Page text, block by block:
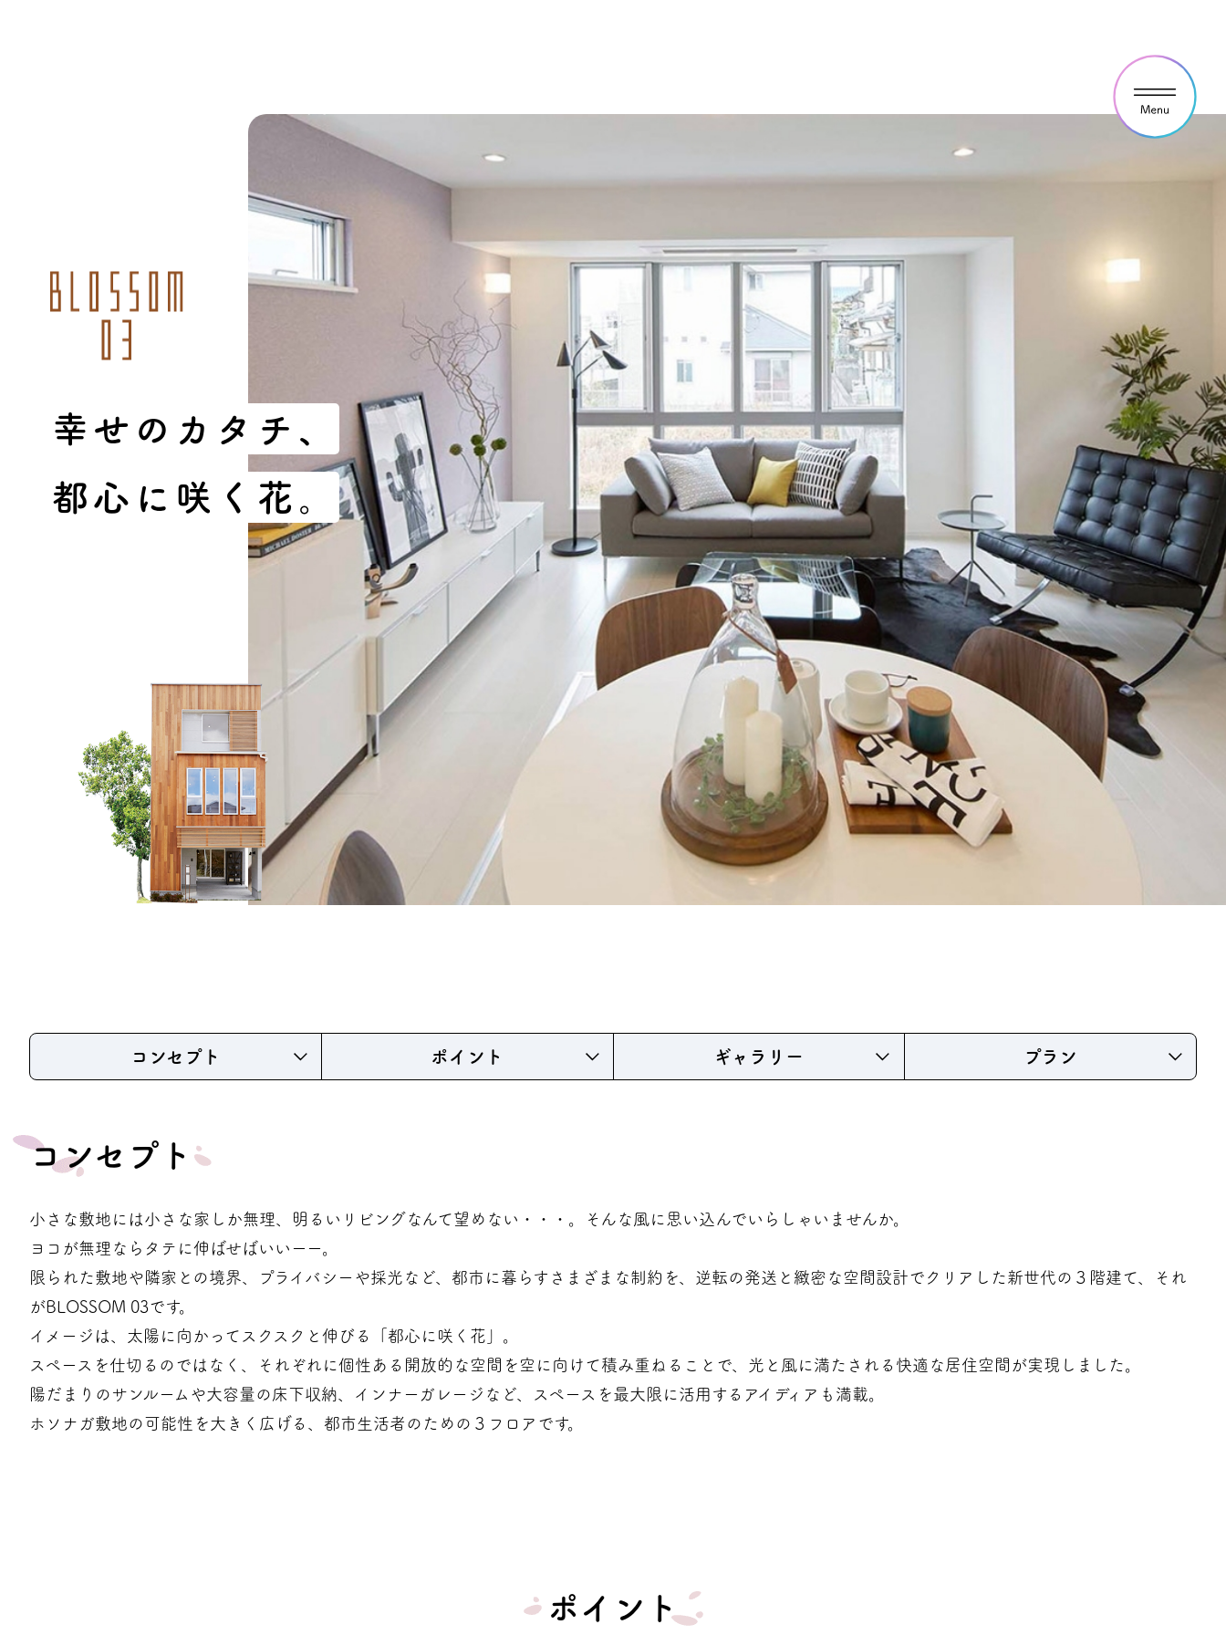
想い
住宅商品
オーナー様インタビュー
ごあいさつ
チーム紹介
会社案内
キャンペーン
SDGs
プライバシーポリシー
お問い合わせ
会員登録
資料請求
オンライン無料相談
お電話
営業時間: AM9:30-PM8:00
定休: 水曜・第一火曜
船橋スタジオ 0120-787-221
さいたまスタジオ 0120-757-221
公式アカウント
幸 せ の カ タ チ 、
都 心 に 咲 く 花 。
コンセプト ポイント ギャラリー プラン
コンセプト
小さな敷地には小さな家しか無理、明るいリビングなんて望めない・・・。そんな風に思い込んでいらしゃいませんか。
ヨコが無理ならタテに伸ばせばいいーー。
限られた敷地や隣家との境界、プライバシーや採光など、都市に暮らすさまざまな制約を、逆転の発送と緻密な空間設計でクリアした新世代の３階建て、それ
がBLOSSOM 03です。
イメージは、太陽に向かってスクスクと伸びる「都心に咲く花」。
スペースを仕切るのではなく、それぞれに個性ある開放的な空間を空に向けて積み重ねることで、光と風に満たされる快適な居住空間が実現しました。
陽だまりのサンルームや大容量の床下収納、インナーガレージなど、スペースを最大限に活用するアイディアも満載。
ホソナガ敷地の可能性を大きく広げる、都市生活者のための３フロアです。
ポイント